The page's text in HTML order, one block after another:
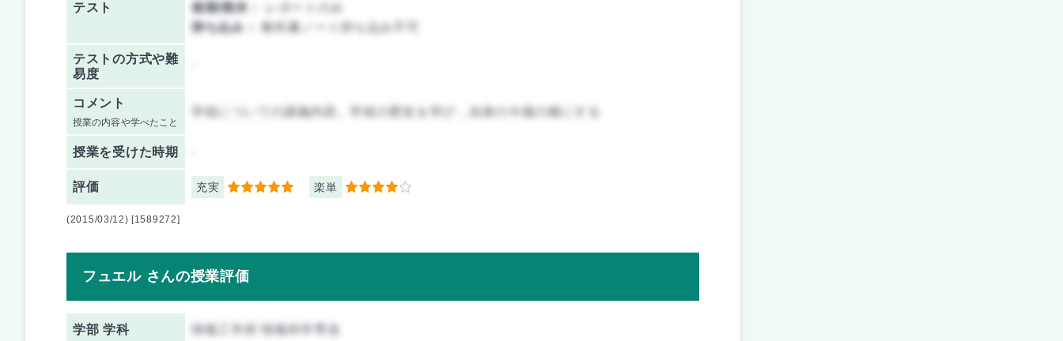
テスト
後期/期末：
レポートのみ
持ち込み：
教科書ノート持ち込み不可
テストの方式や難
易度
コメント
授業の内容や学べたこと
学祖についての講義内容。学祖の歴史を学び，自身の今後の糧にする
授業を受けた時期
評価 充実 5 楽単 4
(2015/03/12) [1589272]
フュエル さんの授業評価
学部 学科 情報工学府 情報科学専攻